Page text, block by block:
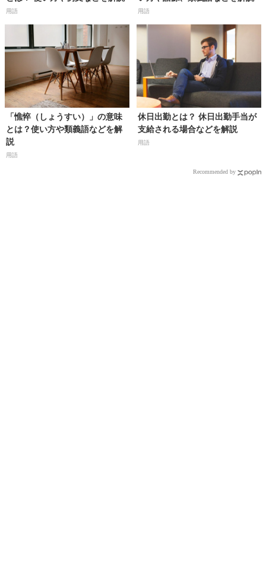
用語 用語
「憔悴（しょうすい）」の意味
とは？使い方や類義語などを解
説
用語
休日出勤とは？ 休日出勤手当が
支給される場合などを解説
用語
Recommended by